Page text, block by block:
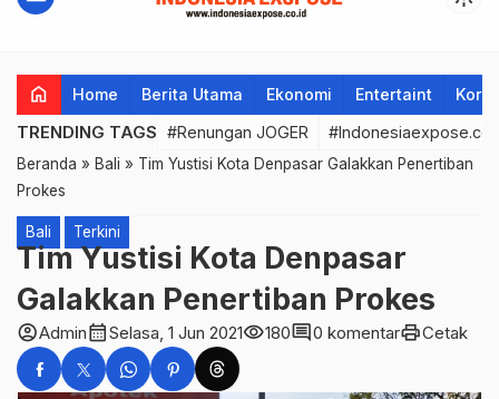
home Home Berita Utama Ekonomi Entertaint
TRENDING TAGS #Renungan JOGER
Beranda » Bali » Tim Yustisi Kota Denpasar Galakkan Penertiban
Prokes
Bali Terkini
Tim Yustisi Kota Denpasar
Galakkan Penertiban Prokes
account_circleAdmincalendar_monthSelasa, 1 Jun 2021visibility180comment0 komentarprintCetak